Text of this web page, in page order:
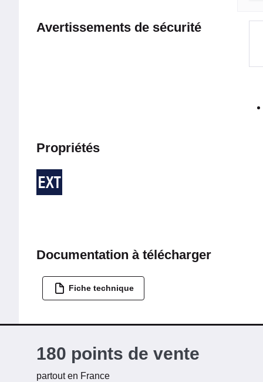
Avertissements de sécurité
Propriétés
Documentation à télécharger
Fiche technique
180 points de vente
partout en France